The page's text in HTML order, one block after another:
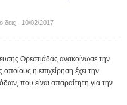
δεις · 10/02/2017
Ορεστιάδας ανακοίνωσε την
η επιχείρηση έχει την
που είναι απαραίτητη για την